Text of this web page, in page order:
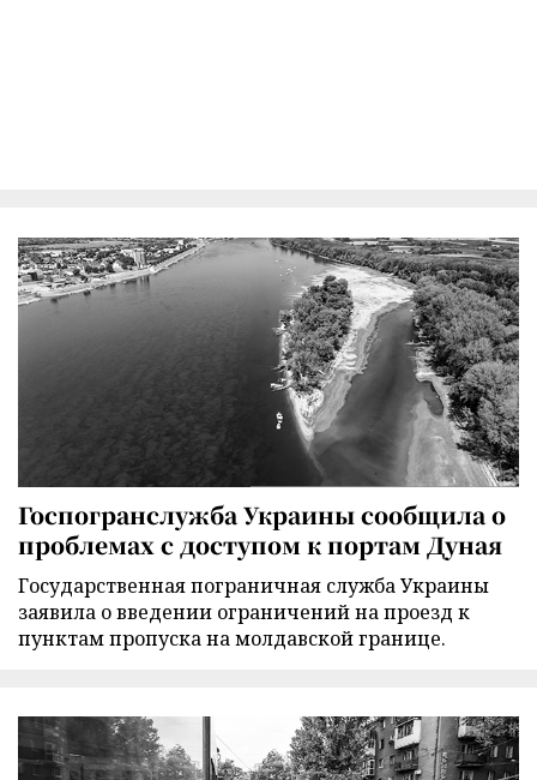
Госпогранслужба Украины сообщила о
проблемах с доступом к портам Дуная
Государственная пограничная служба Украины
заявила о введении ограничений на проезд к
пунктам пропуска на молдавской границе.